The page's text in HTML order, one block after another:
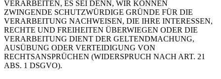
VERARBEITEN, ES SEI DENN, WIR KÖNNEN
ZWINGENDE SCHUTZWÜRDIGE GRÜNDE FÜR DIE
VERARBEITUNG NACHWEISEN, DIE IHRE INTERESSEN,
RECHTE UND FREIHEITEN ÜBERWIEGEN ODER DIE
VERARBEITUNG DIENT DER GELTENDMACHUNG,
AUSÜBUNG ODER VERTEIDIGUNG VON
RECHTSANSPRÜCHEN (WIDERSPRUCH NACH ART. 21
ABS. 1 DSGVO).